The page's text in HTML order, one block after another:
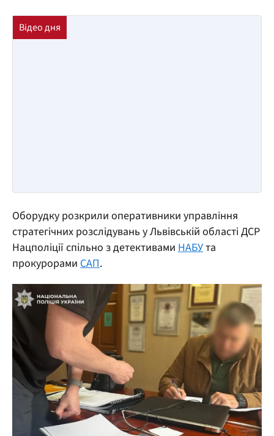
Оборудку розкрили оперативники управління
стратегічних розслідувань у Львівській області ДСР
Нацполіції спільно з детективами НАБУта
прокурорами САП.